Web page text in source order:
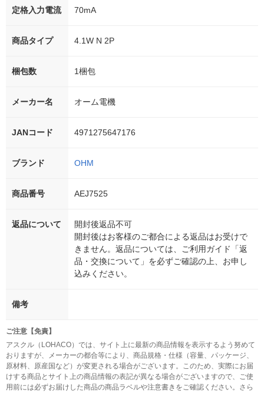
定格入力電流 70mA
商品タイプ 4.1W N 2P
梱包数 1梱包
メーカー名 オーム電機
JANコード 4971275647176
ブランド OHM
商品番号 AEJ7525
返品について
開封後返品不可
開封後はお客様のご都合による返品はお受けで
きません。返品については、ご利用ガイド「返
品・交換について」を必ずご確認の上、お申し
込みください。
備考
ご注意【免責】
アスクル（LOHACO）では、サイト上に最新の商品情報を表示するよう努めて
おりますが、メーカーの都合等により、商品規格・仕様（容量、パッケージ、
原材料、原産国など）が変更される場合がございます。このため、実際にお届
けする商品とサイト上の商品情報の表記が異なる場合がございますので、ご使
用前には必ずお届けした商品の商品ラベルや注意書きをご確認ください。さら